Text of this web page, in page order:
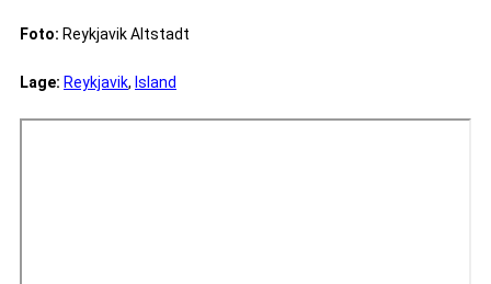
Foto: Reykjavik Altstadt
Lage: Reykjavik, Island